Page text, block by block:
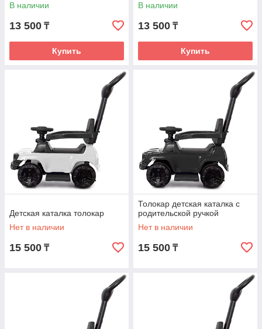
В наличии
13 500 ₸
Купить
В наличии
13 500 ₸
Купить
Детская каталка толокар
Нет в наличии
15 500 ₸
Толокар детская каталка с
родительской ручкой
Нет в наличии
15 500 ₸